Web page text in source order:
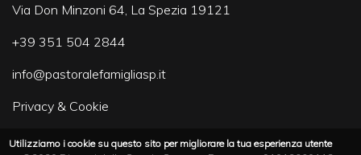
Via Don Minzoni 64, La Spezia 19121
+39 351 504 2844
info@pastoralefamigliasp.it
Privacy & Cookie
Utilizziamo i cookie su questo sito per migliorare la tua esperienza utente